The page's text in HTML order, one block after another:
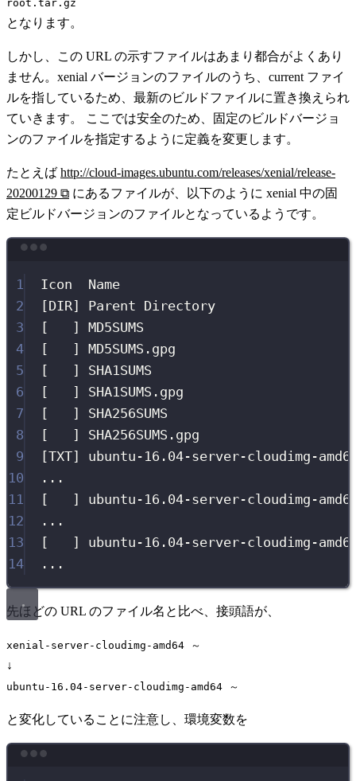
root.tar.gz
となります。
しかし、この URL の示すファイルはあまり都合がよくあり
ません。xenial バージョンのファイルのうち、current ファイ
ルを指しているため、最新のビルドファイルに置き換えられ
ていきます。 ここでは安全のため、固定のビルドバージョ
ンのファイルを指定するように定義を変更します。
たとえば http://cloud-images.ubuntu.com/releases/xenial/release-
20200129 ⧉ にあるファイルが、以下のように xenial 中の固
定ビルドバージョンのファイルとなっているようです。
1 Icon
Name
2
[DIR] Parent Directory
3
[   ] MD5SUMS
4
[   ] MD5SUMS.gpg
5
[   ] SHA1SUMS
6
[   ] SHA1SUMS.gpg
7
[   ] SHA256SUMS
8
[   ] SHA256SUMS.gpg
9
[TXT] ubuntu-16.04-server-cloudimg-
10
...
11
[   ] ubuntu-16.04-server-cloudimg-
12
...
13
[   ] ubuntu-16.04-server-cloudimg-
14
...
先ほどの URL のファイル名と比べ、接頭語が、
xenial-server-cloudimg-amd64 ～
↓
ubuntu-16.04-server-cloudimg-amd64 ～
と変化していることに注意し、環境変数を